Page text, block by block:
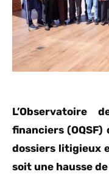
financiers
dossiers litigieux
soit une hausse